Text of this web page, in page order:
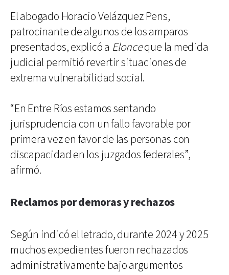
El abogado Horacio Velázquez Pens,
patrocinante de algunos de los amparos
presentados, explicó a Elonceque la medida
judicial permitió revertir situaciones de
extrema vulnerabilidad social.
“En Entre Ríos estamos sentando
jurisprudencia con un fallo favorable por
primera vez en favor de las personas con
discapacidad en los juzgados federales”,
afirmó.
Reclamos por demoras y rechazos
Según indicó el letrado, durante 2024 y 2025
muchos expedientes fueron rechazados
administrativamente bajo argumentos